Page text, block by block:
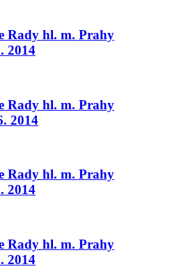
Rady hl. m. Prahy
2014
Rady hl. m. Prahy
2014
Rady hl. m. Prahy
2014
Rady hl. m. Prahy
2014